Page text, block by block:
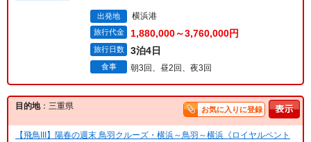
出発地 横浜港
旅行代金 1,880,000～3,760,000円
旅行日数 3泊4日
食事 朝3回、昼2回、夜3回
目的地：三重県 お気に入りに登録
【飛鳥III】陽春の週末 鳥羽クルーズ・横浜～鳥羽～横浜《ロイヤルペント